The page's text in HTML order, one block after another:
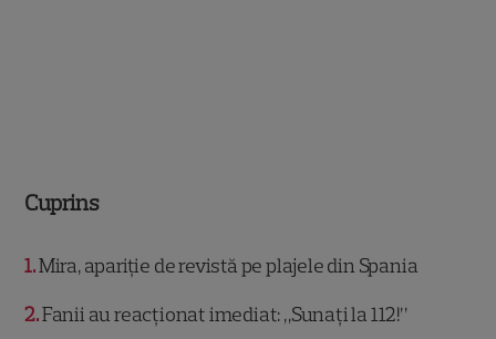
Cuprins
1 Mira, apariție de revistă pe plajele din Spania
2 Fanii au reacționat imediat: „Sunați la 112!”